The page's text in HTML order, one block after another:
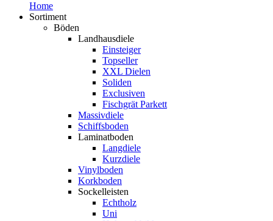
Home
Sortiment
Böden
Landhausdiele
Einsteiger
Topseller
XXL Dielen
Soliden
Exclusiven
Fischgrät Parkett
Massivdiele
Schiffsboden
Laminatboden
Langdiele
Kurzdiele
Vinylboden
Korkboden
Sockelleisten
Echtholz
Uni